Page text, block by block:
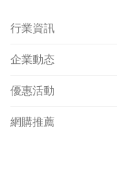
行業資訊
企業動态
優惠活動
網購推薦